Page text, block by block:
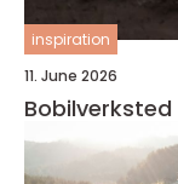
inspiration
11. June 2026